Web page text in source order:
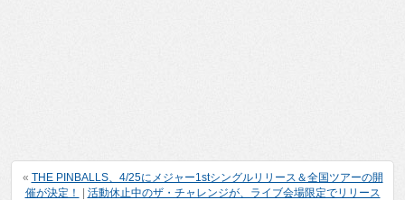
« THE PINBALLS、4/25にメジャー1stシングルリリース＆全国ツアーの開
催が決定！
| 活動休止中のザ・チャレンジが、ライブ会場限定でリリース